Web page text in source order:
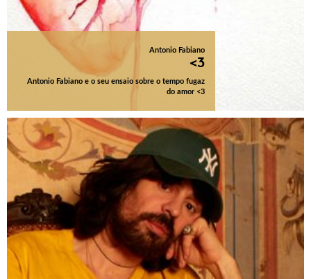
Antonio Fabiano
<3
Antonio Fabiano e o seu ensaio sobre o tempo fugaz
do amor <3